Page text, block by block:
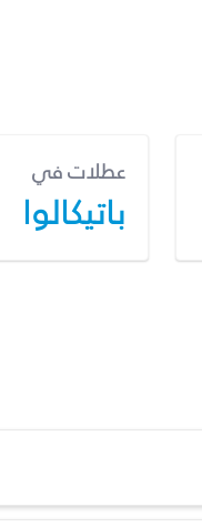
عطلات في
باتيكالوا